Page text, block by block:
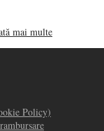
mai multe
Policy)